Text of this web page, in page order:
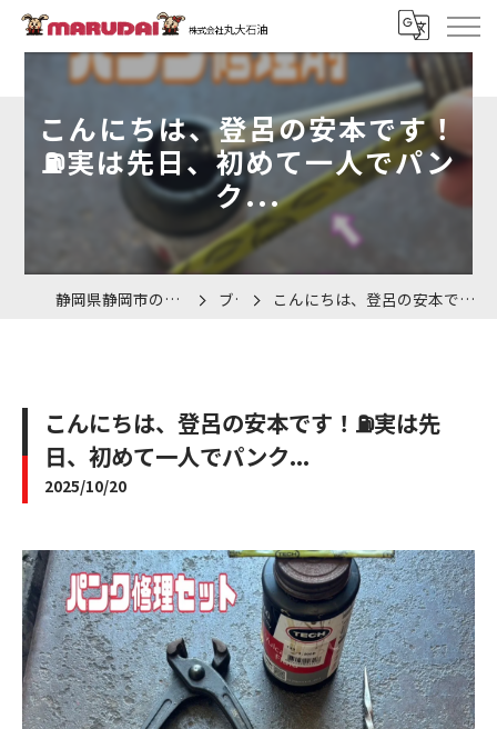
こんにちは、登呂の安本です！
⛽️実は先日、初めて一人でパン
ク...
静岡県静岡市の車検なら株式会社丸大石油 ブログ こんにちは、登呂の安本です！⛽️実は先日、初めて一人でパンク...
こんにちは、登呂の安本です！⛽️実は先
日、初めて一人でパンク...
2025/10/20